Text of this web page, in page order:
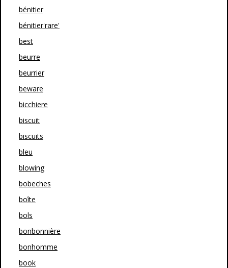
bénitier
bénitier'rare'
best
beurre
beurrier
beware
bicchiere
biscuit
biscuits
bleu
blowing
bobeches
boîte
bols
bonbonnière
bonhomme
book